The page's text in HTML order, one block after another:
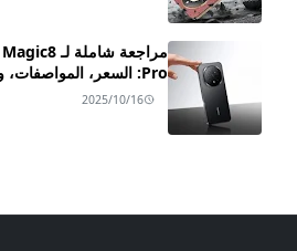
Pro: السعر، المواصفات، والمميزات
2025/10/16